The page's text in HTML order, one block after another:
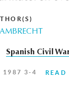
Spanish Civil
1987 3-4 READ